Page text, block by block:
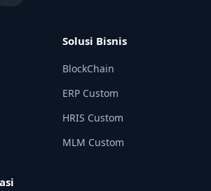
Solusi Bisnis
BlockChain
ERP Custom
HRIS Custom
MLM Custom